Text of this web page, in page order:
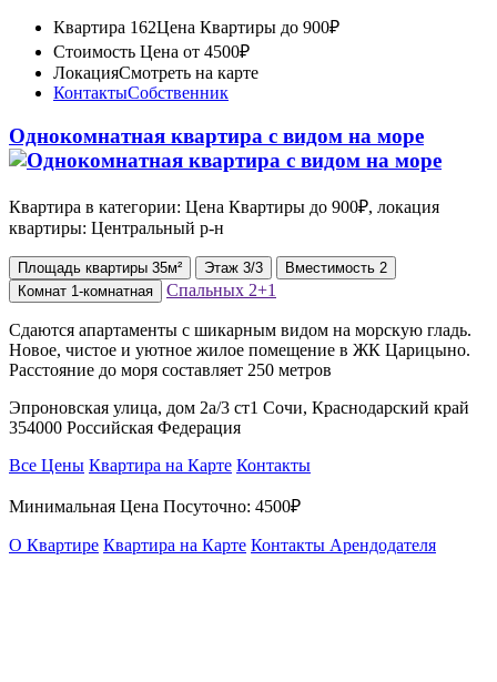
Квартира 162Цена Квартиры до 900₽
Стоимость Цена от 4500₽
ЛокацияСмотреть на карте
КонтактыСобственник
Однокомнатная квартира с видом на море
Квартира в категории: Цена Квартиры до 900₽, локация
квартиры: Центральный р-н
Площадь квартиры 35м² Этаж 3/3 Вместимость 2
Комнат 1-комнатная Спальных 2+1
Сдаются апартаменты с шикарным видом на морскую гладь.
Новое, чистое и уютное жилое помещение в ЖК Царицыно.
Расстояние до моря составляет 250 метров
Эпроновская улица, дом 2а/3 ст1 Сочи, Краснодарский край
354000 Российская Федерация
Все Цены Квартира на Карте Контакты
Минимальная Цена Посуточно: 4500₽
О Квартире Квартира на Карте Контакты Арендодателя